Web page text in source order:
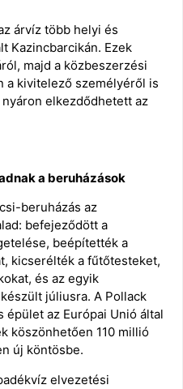
árvíz több helyi és
Kazincbarcikán. Ezek
majd a közbeszerzési
a kivitelező személyéről is
elkezdődhetett az
a beruházások
beruházás az
befejeződött a
beépítették a
kicserélték a fűtőtesteket,
és az egyik
júliusra. A Pollack
épület az Európai Unió által
köszönhetően 110 millió
új köntösbe.
elvezetési